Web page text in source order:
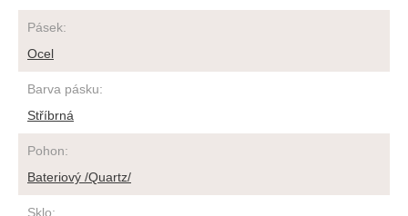
Pásek:
Ocel
Barva pásku:
Stříbrná
Pohon:
Bateriový /Quartz/
Sklo: